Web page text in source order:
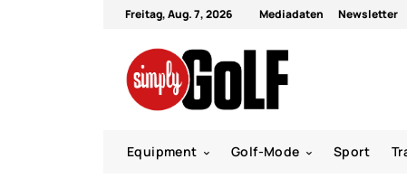
Freitag, Aug. 7, 2026 Mediadaten Newsletter
Equipment Golf-Mode Sport